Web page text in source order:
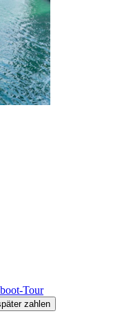
Tour
zahlen